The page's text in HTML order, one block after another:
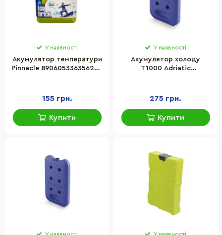
У наявності
Акумулятор температури
Pinnacle 8906053363562_1,
155 грн.
Купити
У наявності
Акумулятор холоду
T1000 Adriatic
275 грн.
Купити